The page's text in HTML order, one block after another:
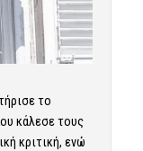
το
κάλεσε τους
κριτική, ενώ